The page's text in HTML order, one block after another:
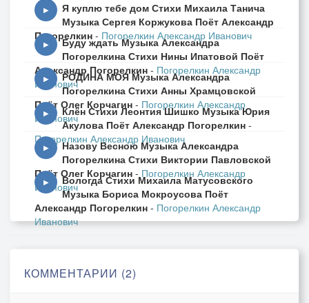
▶
Я куплю тебе дом Стихи Михаила Танича
Музыка Сергея Коржукова Поёт Александр
Погорелкин - Погорелкин Александр Иванович
▶
Буду ждать Музыка Александра
Погорелкина Стихи Нины Ипатовой Поёт
Александр Погорелкин - Погорелкин Александр
Иванович
▶
РОДИНА МОЯ Музыка Александра
Погорелкина Стихи Анны Храмцовской
Поёт Олег Корчагин - Погорелкин Александр
Иванович
▶
Клён Стихи Леонтия Шишко Музыка Юрия
Акулова Поёт Александр Погорелкин -
Погорелкин Александр Иванович
▶
Назову Весною Музыка Александра
Погорелкина Стихи Виктории Павловской
Поёт Олег Корчагин - Погорелкин Александр
Иванович
▶
Вологда Стихи Михаила Матусовского
Музыка Бориса Мокроусова Поёт
Александр Погорелкин - Погорелкин Александр
Иванович
КОММЕНТАРИИ (2)